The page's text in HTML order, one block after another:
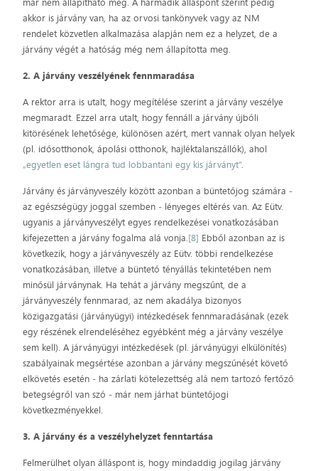
akkor is járvány van, ha az orvosi tankönyvek vagy az NM
rendelet közvetlen alkalmazása alapján nem ez a helyzet, de a
járvány végét a hatóság még nem állapította meg.
2. A járvány veszélyének fennmaradása
A rektor arra is utalt, hogy megítélése szerint a járvány veszélye
megmaradt. Ezzel arra utalt, hogy fennáll a járvány újbóli
kitörésének lehetősége, különösen azért, mert vannak olyan helyek
(pl. idősotthonok, ápolási otthonok, hajléktalanszállók), ahol
„egyetlen eset lángra tud lobbantani egy kis járványt”.
Járvány és járványveszély között azonban a büntetőjog számára ‒
az egészségügy joggal szemben ‒ lényeges eltérés van. Az Eütv.
ugyanis a járványveszélyt egyes rendelkezései vonatkozásában
kifejezetten a járvány fogalma alá vonja.[8] Ebből azonban az is
következik, hogy a járványveszély az Eütv. többi rendelkezése
vonatkozásában, illetve a büntető tényállás tekintetében nem
minősül járványnak. Ha tehát a járvány megszűnt, de a
járványveszély fennmarad, az nem akadálya bizonyos
közigazgatási (járványügyi) intézkedések fennmaradásának (ezek
egy részének elrendeléséhez egyébként még a járvány veszélye
sem kell). A járványügyi intézkedések (pl. járványügyi elkülönítés)
szabályainak megsértése azonban a járvány megszűnését követő
elkövetés esetén ‒ ha zárlati kötelezettség alá nem tartozó fertőző
betegségről van szó ‒ már nem járhat büntetőjogi
következményekkel.
3. A járvány és a veszélyhelyzet fenntartása
Felmerülhet olyan álláspont is, hogy mindaddig jogilag járvány